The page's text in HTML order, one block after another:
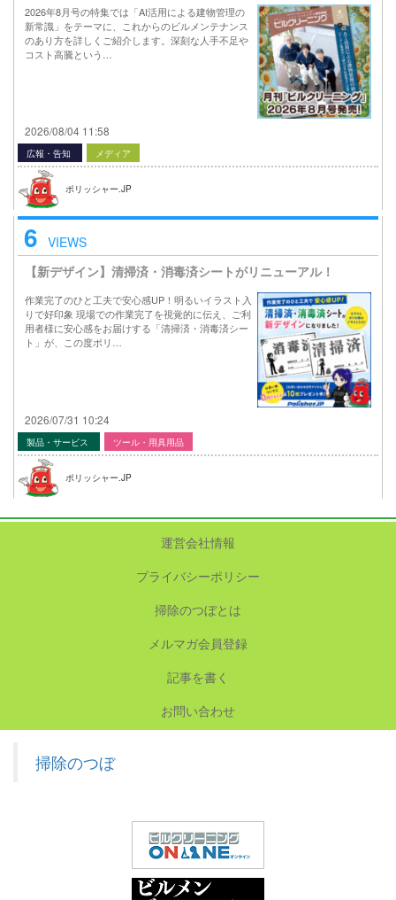
2026年8月号の特集では「AI活用による建物管理の
新常識」をテーマに、これからのビルメンテナンス
のあり方を詳しくご紹介します。深刻な人手不足や
コスト高騰という…
2026/08/04 11:58
広報・告知 メディア
ポリッシャー.JP
6 VIEWS
【新デザイン】清掃済・消毒済シートがリニューアル！
作業完了のひと工夫で安心感UP！明るいイラスト入
りで好印象 現場での作業完了を視覚的に伝え、ご利
用者様に安心感をお届けする「清掃済・消毒済シー
ト」が、この度ポリ…
2026/07/31 10:24
製品・サービス ツール・用具用品
ポリッシャー.JP
運営会社情報
プライバシーポリシー
掃除のつぼとは
メルマガ会員登録
記事を書く
お問い合わせ
掃除のつぼ